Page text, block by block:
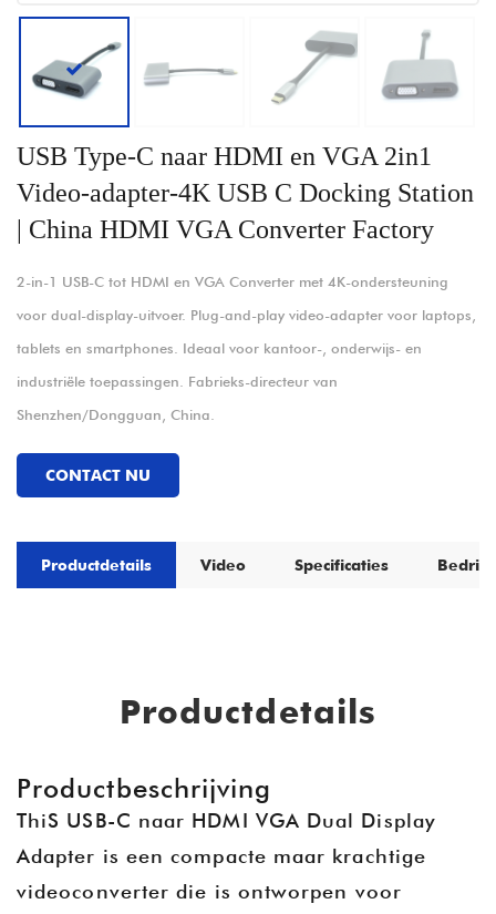
USB Type-C naar HDMI en VGA 2in1
Video-adapter-4K USB C Docking Station
| China HDMI VGA Converter Factory
2-in-1 USB-C tot HDMI en VGA Converter met 4K-ondersteuning
voor dual-display-uitvoer. Plug-and-play video-adapter voor laptops,
tablets en smartphones. Ideaal voor kantoor-, onderwijs- en
industriële toepassingen. Fabrieks-directeur van
Shenzhen/Dongguan, China.
CONTACT NU
Productdetails Video Specificaties
Productdetails
Productbeschrijving
ThiS USB-C naar HDMI VGA Dual Display
Adapter is een compacte maar krachtige
videoconverter die is ontworpen voor